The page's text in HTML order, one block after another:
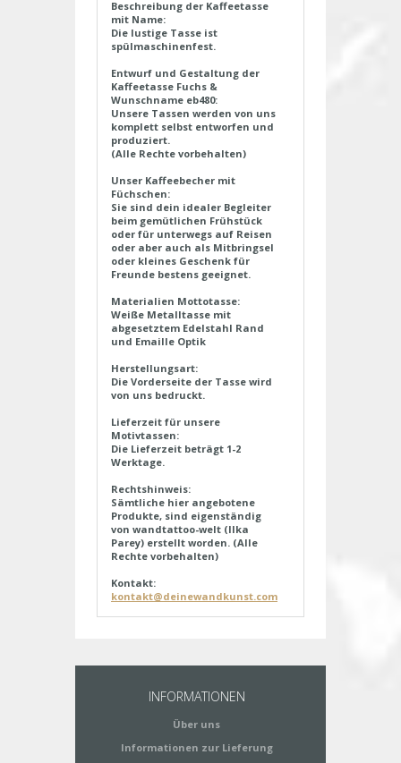
Beschreibung der Kaffeetasse
mit Name:
Die lustige Tasse ist
spülmaschinenfest.
Entwurf und Gestaltung der
Kaffeetasse Fuchs &
Wunschname eb480:
Unsere Tassen werden von uns
komplett selbst entworfen und
produziert.
(Alle Rechte vorbehalten)
Unser Kaffeebecher mit
Füchschen:
Sie sind dein idealer Begleiter
beim gemütlichen Frühstück
oder für unterwegs auf Reisen
oder aber auch als Mitbringsel
oder kleines Geschenk für
Freunde bestens geeignet.
Materialien Mottotasse:
Weiße Metalltasse mit
abgesetztem Edelstahl Rand
und Emaille Optik
Herstellungsart:
Die Vorderseite der Tasse wird
von uns bedruckt.
Lieferzeit für unsere
Motivtassen:
Die Lieferzeit beträgt 1-2
Werktage.
Rechtshinweis:
Sämtliche hier angebotene
Produkte, sind eigenständig
von wandtattoo-welt (Ilka
Parey) erstellt worden. (Alle
Rechte vorbehalten)
Kontakt:
kontakt@deinewandkunst.com
INFORMATIONEN
Über uns
Informationen zur Lieferung